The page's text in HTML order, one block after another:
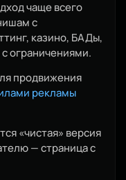
чаще всего
с
казино, БАДы,
ограничениями.
продвижения
рекламы
«чистая» версия
— страница с